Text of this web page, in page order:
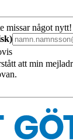
missar något nytt!
att min